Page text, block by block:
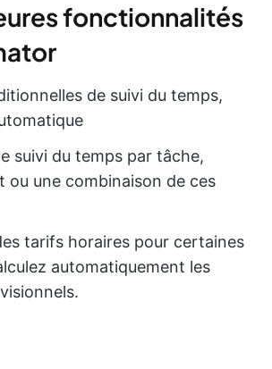
fonctionnalités
de suivi du temps,
suivi du temps par tâche,
ou une combinaison de ces
tarifs horaires pour certaines
automatiquement les